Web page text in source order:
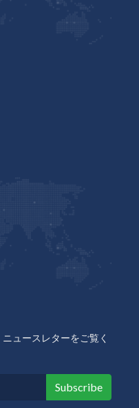
ュースレターをご覧く
Subscribe